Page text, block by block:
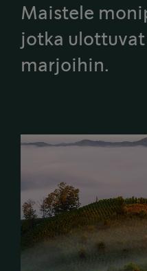
Maistele
jotka ulottuvat
marjoihin.